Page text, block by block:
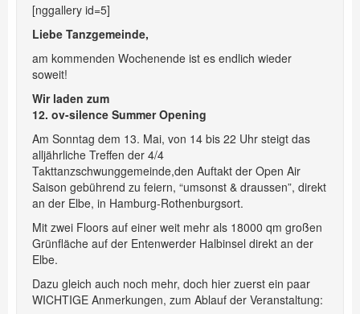
[nggallery id=5]
Liebe Tanzgemeinde,
am kommenden Wochenende ist es endlich wieder
soweit!
Wir laden zum
12. ov-silence Summer Opening
Am Sonntag dem 13. Mai, von 14 bis 22 Uhr steigt das
alljährliche Treffen der 4/4
Takttanzschwunggemeinde,den Auftakt der Open Air
Saison gebührend zu feiern, “umsonst & draussen”, direkt
an der Elbe, in Hamburg-Rothenburgsort.
Mit zwei Floors auf einer weit mehr als 18000 qm großen
Grünfläche auf der Entenwerder Halbinsel direkt an der
Elbe.
Dazu gleich auch noch mehr, doch hier zuerst ein paar
WICHTIGE Anmerkungen, zum Ablauf der Veranstaltung: